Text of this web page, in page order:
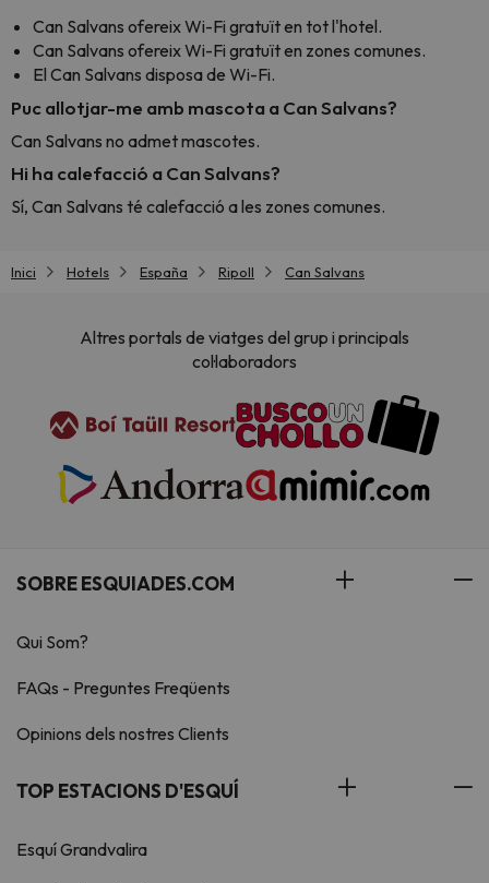
Can Salvans ofereix Wi-Fi gratuït en tot l'hotel.
Can Salvans ofereix Wi-Fi gratuït en zones comunes.
El Can Salvans disposa de Wi-Fi.
Puc allotjar-me amb mascota a Can Salvans?
Can Salvans no admet mascotes.
Hi ha calefacció a Can Salvans?
Sí, Can Salvans té calefacció a les zones comunes.
Inici Hotels España Ripoll Can Salvans
Altres portals de viatges del grup i principals
col·laboradors
SOBRE ESQUIADES.COM
Qui Som?
FAQs - Preguntes Freqüents
Opinions dels nostres Clients
TOP ESTACIONS D'ESQUÍ
Esquí Grandvalira